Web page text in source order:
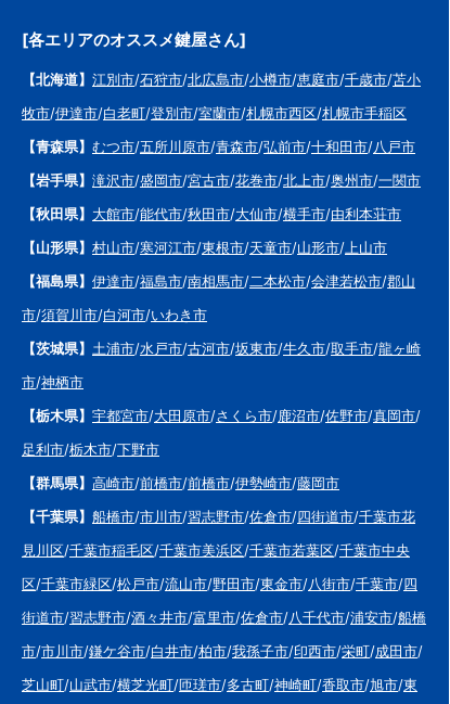
[各エリアのオススメ鍵屋さん]
【北海道】 江別市/石狩市/北広島市/小樽市/恵庭市/千歳市/苫小
牧市/伊達市/白老町/登別市/室蘭市/札幌市西区/札幌市手稲区
【青森県】 むつ市/五所川原市/青森市/弘前市/十和田市/八戸市
【岩手県】 滝沢市/盛岡市/宮古市/花巻市/北上市/奥州市/一関市
【秋田県】 大館市/能代市/秋田市/大仙市/横手市/由利本荘市
【山形県】 村山市/寒河江市/東根市/天童市/山形市/ 上山市
【福島県】 伊達市/福島市/南相馬市/二本松市/会津若松市/郡山
市/須賀川市/白河市/いわき市
【茨城県】 土浦市/水戸市/古河市/坂東市/牛久市/取手市/龍ヶ崎
市/神栖市
【栃木県】 宇都宮市/大田原市/さくら市/鹿沼市/佐野市/真岡市/
足利市/栃木市/下野市
【群馬県】 高崎市/前橋市/前橋市/伊勢崎市/藤岡市
【千葉県】 船橋市/市川市/習志野市/佐倉市/四街道市/千葉市花
見川区/千葉市稲毛区/千葉市美浜区/千葉市若葉区/千葉市中央
区/千葉市緑区/松戸市/流山市/野田市/東金市/八街市/千葉市/四
街道市/習志野市/酒々井市/富里市/佐倉市/八千代市/浦安市/船橋
市/市川市/鎌ケ谷市/白井市/柏市/我孫子市/印西市/栄町/成田市/
芝山町/山武市/横芝光町/匝瑳市/多古町/神崎町/香取市/旭市/東